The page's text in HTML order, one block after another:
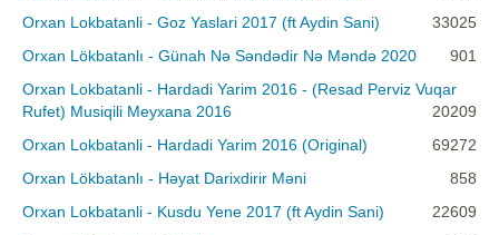
Orxan Lokbatanli - Goz Yaslari 2017 (ft Aydin Sani)
33025
Orxan Lökbatanlı - Günah Nə Səndədir Nə Məndə 2020
901
Orxan Lokbatanli - Hardadi Yarim 2016 - (Resad Perviz Vuqar
Rufet) Musiqili Meyxana 2016
20209
Orxan Lokbatanli - Hardadi Yarim 2016 (Original)
69272
Orxan Lökbatanlı - Həyat Darixdirir Məni
858
Orxan Lokbatanli - Kusdu Yene 2017 (ft Aydin Sani)
22609